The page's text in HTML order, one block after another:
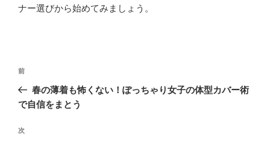
ナー選びから始めてみましょう。
投
ナ
ゲ
過
去
の
稿
前
春の薄着も怖くない！ぽっちゃり女子の体型カバー術
で自信をまとう
次
次